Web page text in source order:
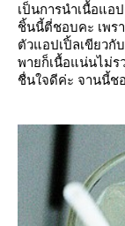
เป็นการนำเนื้อแอ
ชิ้นนี้ตี่ชอบคะ เพร
ตัวแอปเปิ้ลเขียวกั
พายก็เนื้อแน่นไม่ร
ชื่นใจดีค่ะ จานนี้